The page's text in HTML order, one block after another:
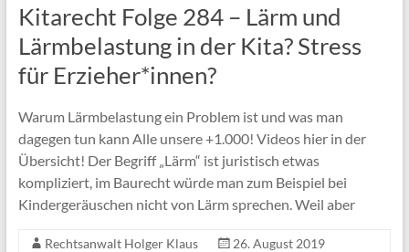
Kitarecht Folge 284 – Lärm und
Lärmbelastung in der Kita? Stress
für Erzieher*innen?
Warum Lärmbelastung ein Problem ist und was man
dagegen tun kann Alle unsere +1.000! Videos hier in der
Übersicht! Der Begriff „Lärm“ ist juristisch etwas
kompliziert, im Baurecht würde man zum Beispiel bei
Kindergeräuschen nicht von Lärm sprechen. Weil aber
Rechtsanwalt Holger Klaus
26. August 2019